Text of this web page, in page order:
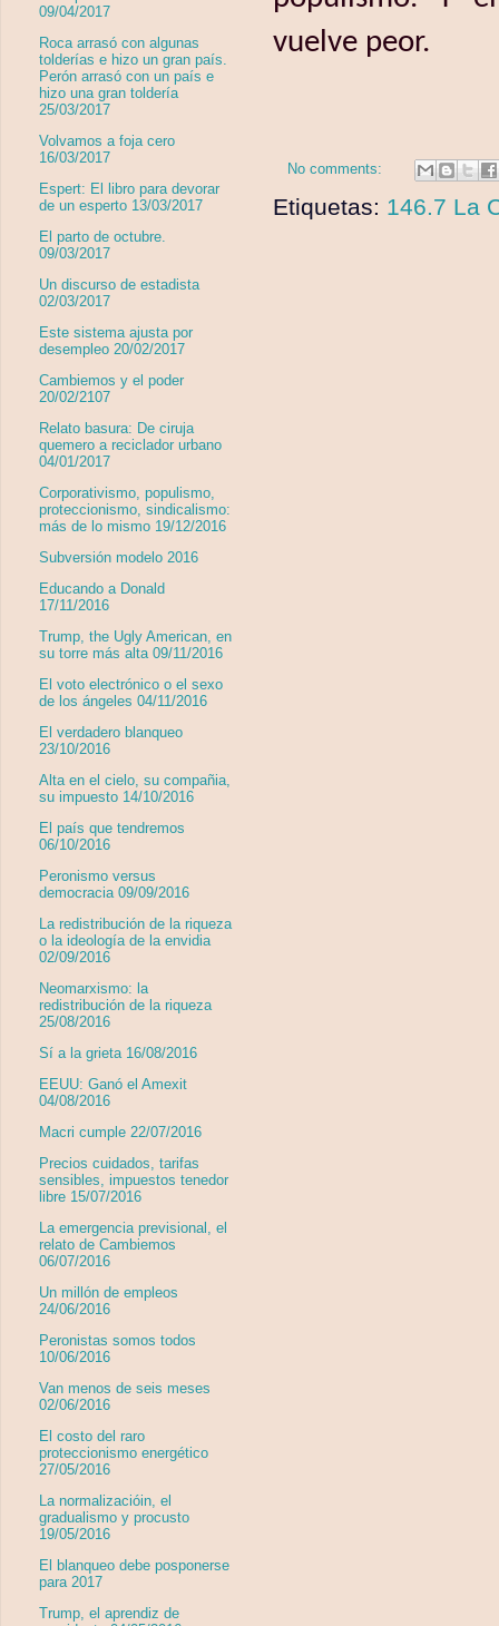
vuelve peor.
No comments:
Etiquetas: 146.7 La
09/04/2017
Roca arrasó con algunas
tolderías e hizo un gran país.
Perón arrasó con un país e
hizo una gran toldería
25/03/2017
Volvamos a foja cero
16/03/2017
Espert: El libro para devorar
de un esperto 13/03/2017
El parto de octubre.
09/03/2017
Un discurso de estadista
02/03/2017
Este sistema ajusta por
desempleo 20/02/2017
Cambiemos y el poder
20/02/2107
Relato basura: De ciruja
quemero a reciclador urbano
04/01/2017
Corporativismo, populismo,
proteccionismo, sindicalismo:
más de lo mismo 19/12/2016
Subversión modelo 2016
Educando a Donald
17/11/2016
Trump, the Ugly American, en
su torre más alta 09/11/2016
El voto electrónico o el sexo
de los ángeles 04/11/2016
El verdadero blanqueo
23/10/2016
Alta en el cielo, su compañia,
su impuesto 14/10/2016
El país que tendremos
06/10/2016
Peronismo versus
democracia 09/09/2016
La redistribución de la riqueza
o la ideología de la envidia
02/09/2016
Neomarxismo: la
redistribución de la riqueza
25/08/2016
Sí a la grieta 16/08/2016
EEUU: Ganó el Amexit
04/08/2016
Macri cumple 22/07/2016
Precios cuidados, tarifas
sensibles, impuestos tenedor
libre 15/07/2016
La emergencia previsional, el
relato de Cambiemos
06/07/2016
Un millón de empleos
24/06/2016
Peronistas somos todos
10/06/2016
Van menos de seis meses
02/06/2016
El costo del raro
proteccionismo energético
27/05/2016
La normalizacióin, el
gradualismo y procusto
19/05/2016
El blanqueo debe posponerse
para 2017
Trump, el aprendiz de